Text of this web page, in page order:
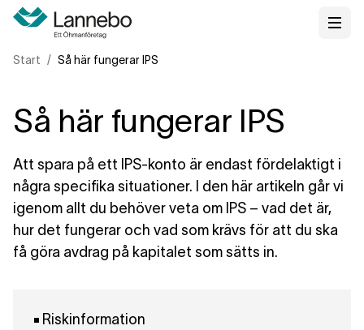
Start Så här fungerar IPS
Så här fungerar IPS
Att spara på ett IPS-konto är endast fördelaktigt i
några specifika situationer. I den här artikeln går vi
igenom allt du behöver veta om IPS – vad det är,
hur det fungerar och vad som krävs för att du ska
få göra avdrag på kapitalet som sätts in.
Riskinformation